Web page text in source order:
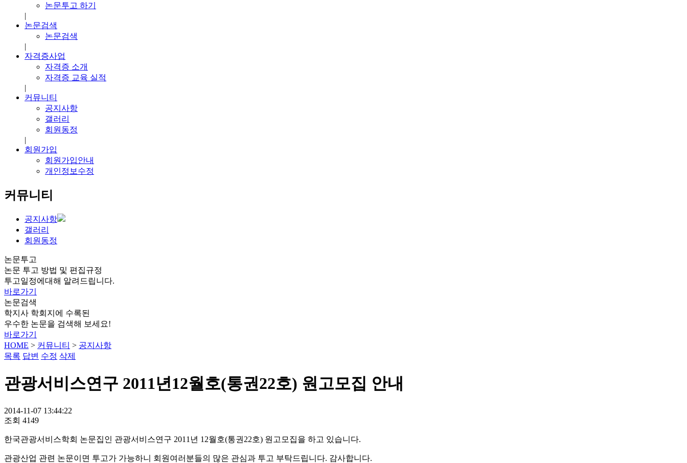
논문투고 하기
|
논문검색
논문검색
|
자격증사업
자격증 소개
자격증 교육 실적
|
커뮤니티
공지사항
갤러리
회원동정
|
회원가입
회원가입안내
개인정보수정
커뮤니티
공지사항
갤러리
회원동정
논문투고
논문 투고 방법 및 편집규정
투고일정에대해 알려드립니다.
바로가기
논문검색
학지사 학회지에 수록된
우수한 논문을 검색해 보세요!
바로가기
HOME > 커뮤니티 > 공지사항
목록 답변 수정 삭제
관광서비스연구 2011년12월호(통권22호) 원고모집 안내
2014-11-07 13:44:22
조회 4149
한국관광서비스학회 논문집인 관광서비스연구 2011년 12월호(통권22호) 원고모집을 하고 있습니다.
관광산업 관련 논문이면 투고가 가능하니 회원여러분들의 많은 관심과 투고 부탁드립니다. 감사합니다.